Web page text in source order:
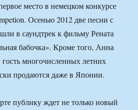
место в немецком конкурсе
Осенью 2012 две песни с
в саундтрек к фильму Рената
бабочка». Кроме того, Анна
многочисленных летних
продаются даже в Японии.
публику ждет не только новый